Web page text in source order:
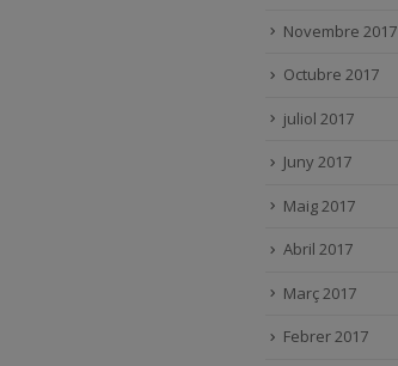
Novembre 2017
Octubre 2017
juliol 2017
Juny 2017
Maig 2017
Abril 2017
Març 2017
Febrer 2017